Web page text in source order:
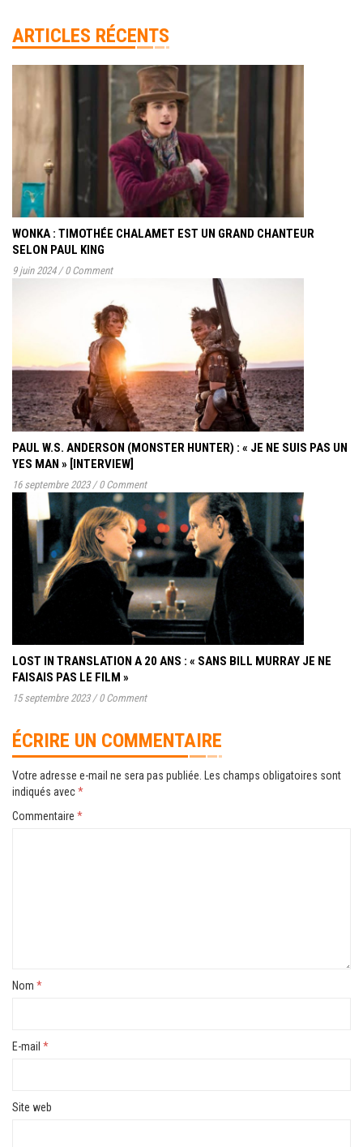
ARTICLES RÉCENTS
WONKA : TIMOTHÉE CHALAMET EST UN GRAND CHANTEUR
SELON PAUL KING
9 juin 2024 / 0 Comment
PAUL W.S. ANDERSON (MONSTER HUNTER) : « JE NE SUIS PAS UN
YES MAN » [INTERVIEW]
16 septembre 2023 / 0 Comment
LOST IN TRANSLATION A 20 ANS : « SANS BILL MURRAY JE NE
FAISAIS PAS LE FILM »
15 septembre 2023 / 0 Comment
ÉCRIRE UN COMMENTAIRE
Votre adresse e-mail ne sera pas publiée.
Les champs obligatoires sont
indiqués avec*
Commentaire *
Nom *
E-mail *
Site web